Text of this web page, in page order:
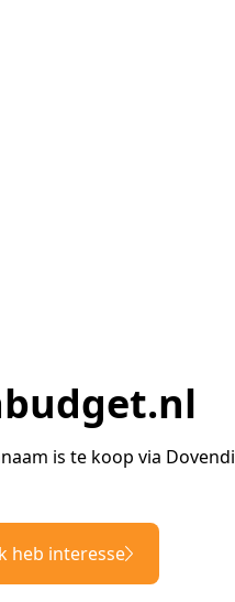
is te koop via Dovendi
heb interesse